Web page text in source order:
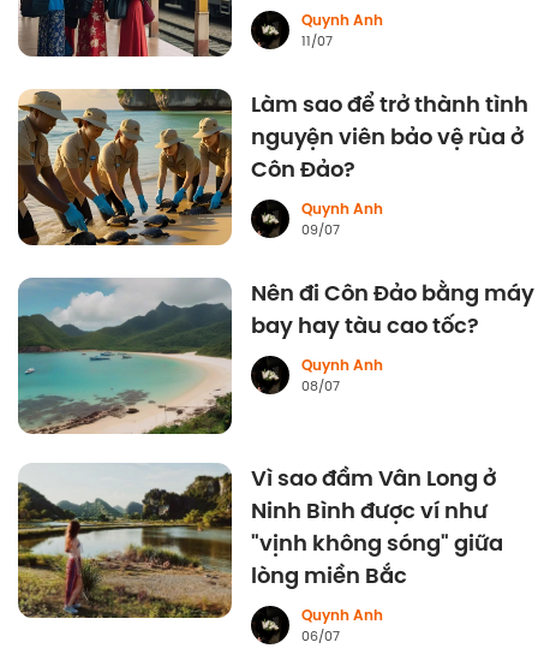
Quynh Anh
11/07
Làm sao để trở thành tình
nguyện viên bảo vệ rùa ở
Côn Đảo?
Quynh Anh
09/07
Nên đi Côn Đảo bằng máy
bay hay tàu cao tốc?
Quynh Anh
08/07
Vì sao đầm Vân Long ở
Ninh Bình được ví như
"vịnh không sóng" giữa
lòng miền Bắc
Quynh Anh
06/07